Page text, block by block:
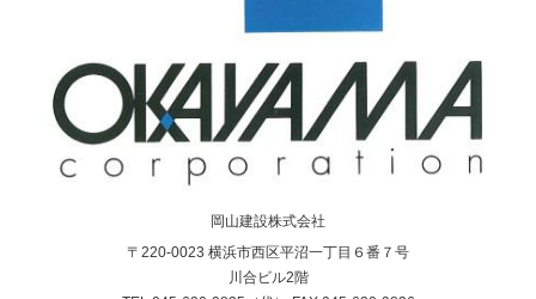
岡山建設株式会社
〒220-0023 横浜市西区平沼一丁目６番７号
川合ビル2階